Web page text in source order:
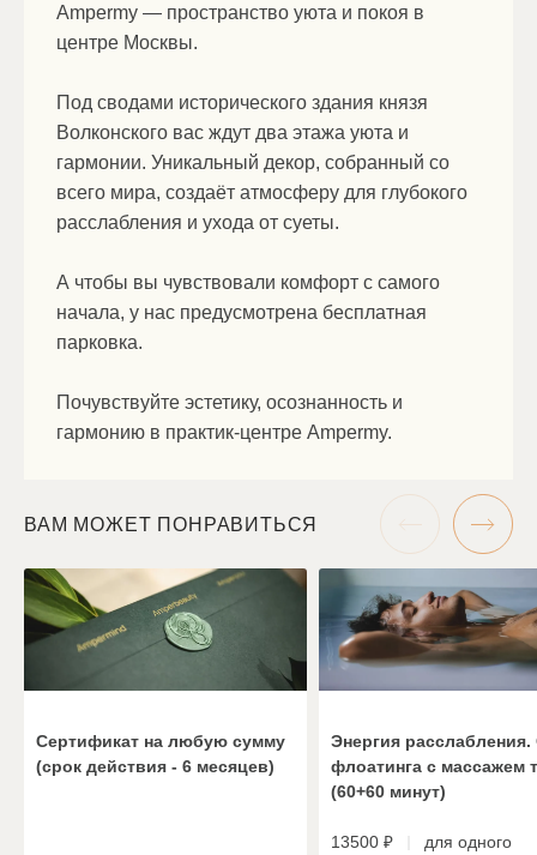
Ampermy — пространство уюта и покоя в
центре Москвы.
Под сводами исторического здания князя
Волконского вас ждут два этажа уюта и
гармонии. Уникальный декор, собранный со
всего мира, создаёт атмосферу для глубокого
расслабления и ухода от суеты.
А чтобы вы чувствовали комфорт с самого
начала, у нас предусмотрена бесплатная
парковка.
Почувствуйте эстетику, осознанность и
гармонию в практик-центре Ampermy.
ВАМ МОЖЕТ ПОНРАВИТЬСЯ
Сертификат на любую сумму
(срок действия - 6 месяцев)
Энергия расслабления.
флоатинга с массажем
(60+60 минут)
13500 ₽ для одного